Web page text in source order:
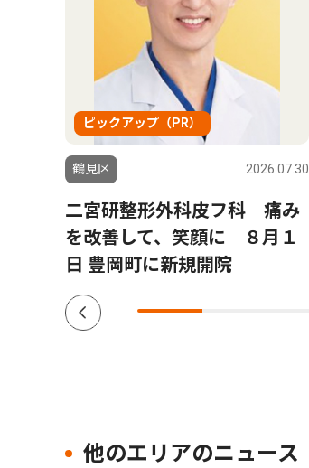
ピックアップ（PR）
鶴見区 2026.07.30
二宮研整形外科皮フ科 痛み
を改善して、笑顔に ８月１
日 豊岡町に新規開院
他のエリアのニュース